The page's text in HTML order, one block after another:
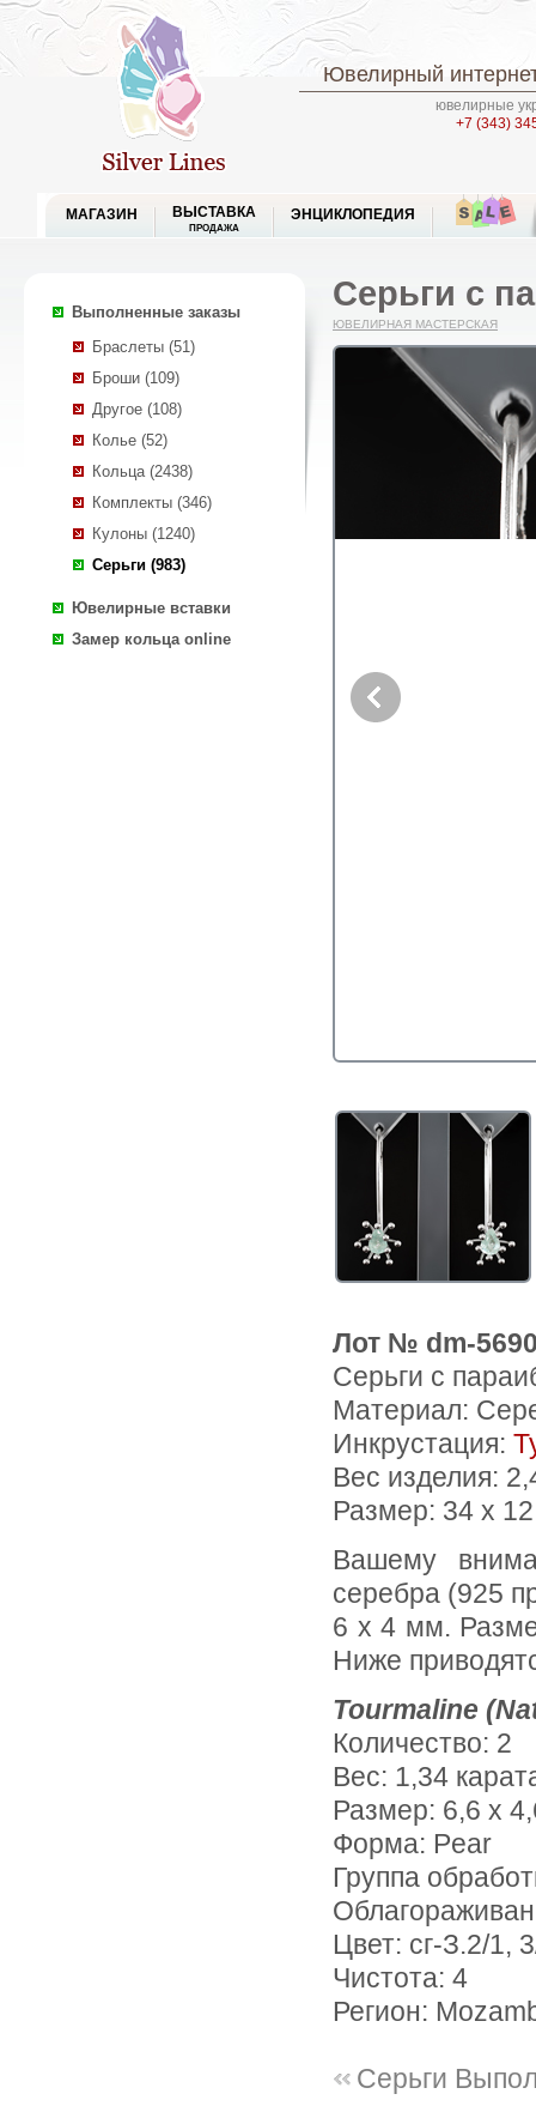
Ювелирный
ювелирные
+7 (343)
МАГАЗИН ВЫСТАВКА
ПРОДАЖА
ЭНЦИКЛОПЕДИЯ
Выполненные заказы
Браслеты (51)
Броши (109)
Другое (108)
Колье (52)
Кольца (2438)
Комплекты (346)
Кулоны (1240)
Серьги (983)
Ювелирные вставки
Замер кольца online
Серьги с
ЮВЕЛИРНАЯ МАСТЕРСКАЯ
Лот № dm-
Серьги с
Материал:
Инкрустация:
Вес изделия:
Размер: 34 х
Вашему вниманию предлагаются серьги из стерлингового
серебра (925
6 х 4 мм.
Ниже
Tourmaline
Количество: 2
Вес: 1,34
Размер: 6,6 х
Форма: Pear
Группа
Цвет: сг-З.2/1,
Чистота: 4
Регион:
Серьги